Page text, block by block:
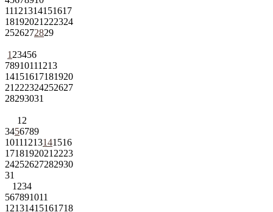
11121314151617
18192021 222324
2526272829
1 23456
78910111213
14151617181920
21 222324252627
28293031
1 2
3456789
10111213141516
1718192021 2223
24252627282930
31
1 234
567891011
12131415161718